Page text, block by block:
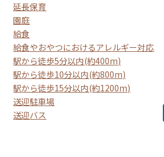
延長保育
園庭
給食
給食やおやつにおけるアレルギー対応
駅から徒歩5分以内(約400m)
駅から徒歩10分以内(約800m)
駅から徒歩15分以内(約1200m)
送迎駐車場
送迎バス